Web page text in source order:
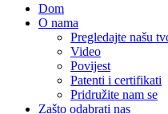
Dom
O nama
Pregledajte našu
Video
Povijest
Patenti i certifikati
Pridružite nam se
Zašto odabrati nas